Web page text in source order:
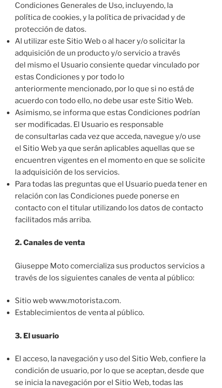
Condiciones Generales de Uso, incluyendo, la
política de cookies, y la política de privacidad y de
protección de datos.
Al utilizar este Sitio Web o al hacer y/o solicitar la
adquisición de un producto y/o servicio a través
del mismo el Usuario consiente quedar vinculado por
estas Condiciones y por todo lo
anteriormente mencionado, por lo que si no está de
acuerdo con todo ello, no debe usar este Sitio Web.
Asimismo, se informa que estas Condiciones podrían
ser modificadas. El Usuario es responsable
de consultarlas cada vez que acceda, navegue y/o use
el Sitio Web ya que serán aplicables aquellas que se
encuentren vigentes en el momento en que se solicite
la adquisición de los servicios.
Para todas las preguntas que el Usuario pueda tener en
relación con las Condiciones puede ponerse en
contacto con el titular utilizando los datos de contacto
facilitados más arriba.
2. Canales de venta
Giuseppe Moto comercializa sus productos servicios a
través de los siguientes canales de venta al público:
Sitio web www.motorista.com.
Establecimientos de venta al público.
3. El usuario
El acceso, la navegación y uso del Sitio Web, confiere la
condición de usuario, por lo que se aceptan, desde que
se inicia la navegación por el Sitio Web, todas las